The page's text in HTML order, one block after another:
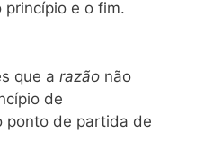
e o fim.
que a razão não
de
ponto de partida de